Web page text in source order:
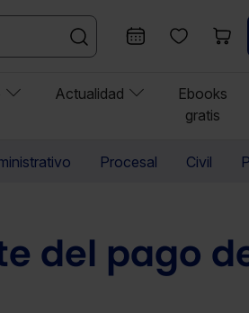
Actualidad
Ebooks
gratis
Procesal Civil
del pago